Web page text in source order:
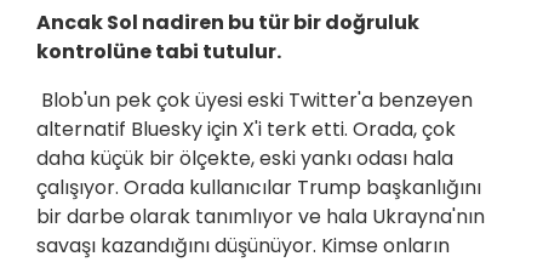
Ancak Sol nadiren bu tür bir doğruluk
kontrolüne tabi tutulur.
Blob'un pek çok üyesi eski Twitter'a benzeyen
alternatif Bluesky için X'i terk etti. Orada, çok
daha küçük bir ölçekte, eski yankı odası hala
çalışıyor. Orada kullanıcılar Trump başkanlığını
bir darbe olarak tanımlıyor ve hala Ukrayna'nın
savaşı kazandığını düşünüyor. Kimse onların